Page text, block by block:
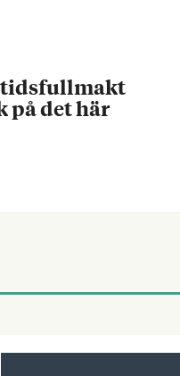
på det här